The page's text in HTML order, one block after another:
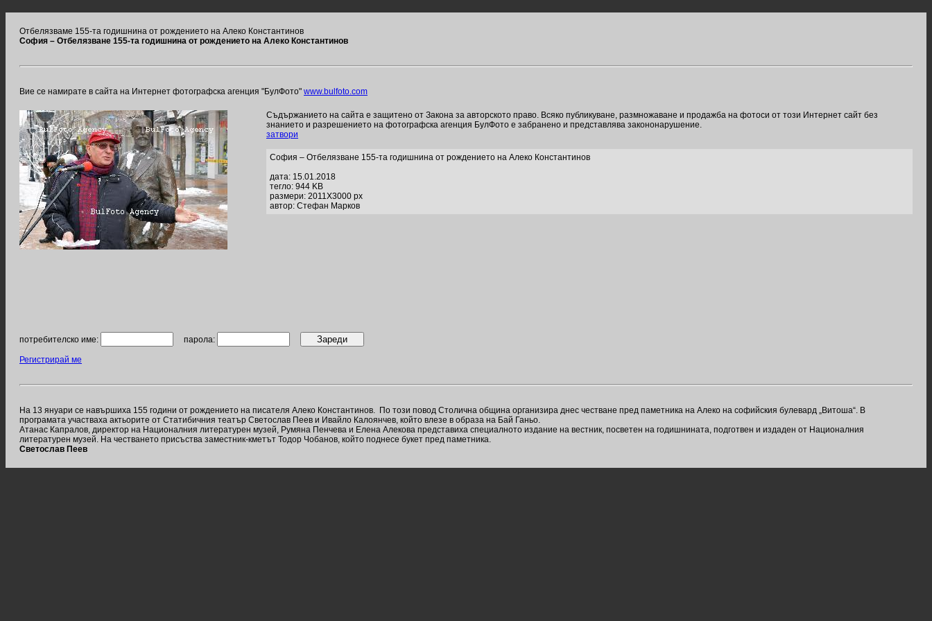
Отбелязваме 155-та годишнина от рождението на Алеко Константинов
София – Отбелязване 155-та годишнина от рождението на Алеко Константинов
Вие се намирате в сайта на Интернет фотографска агенция "БулФото" www.bulfoto.com
Съдържанието на сайта е защитено от Закона за авторското право. Всяко публикуване, размножаване и продажба на фотоси от този Интернет сайт без
знанието и разрешението на фотографска агенция БулФото е забранено и представлява закононарушение.
затвори
София – Отбелязване 155-та годишнина от рождението на Алеко Константинов
дата: 15.01.2018
тегло: 944 KB
размери: 2011X3000 px
автор: Стефан Марков
потребителско име: парола:
Регистрирай ме
На 13 януари се навършиха 155 години от рождението на писателя Алеко Константинов. По този повод Столична община организира днес честване пред паметника на Алеко на софийския булевард „Витоша“. В
програмата участваха актьорите от Статибичния театър Светослав Пеев и Ивайло Калоянчев, който влезе в образа на Бай Ганьо.
Атанас Капралов, директор на Националния литературен музей, Румяна Пенчева и Елена Алекова представиха специалното издание на вестник, посветен на годишнината, подготвен и издаден от Националния
литературен музей. На честването присъства заместник-кметът Тодор Чобанов, който поднесе букет пред паметника.
Светослав Пеев